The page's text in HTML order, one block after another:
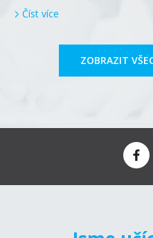
Číst více
ZOBRAZIT